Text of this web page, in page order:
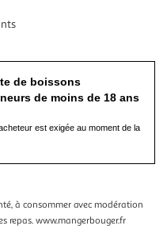
de boissons
de moins de 18 ans
est exigée au moment de la
à consommer avec modération
repas. www.mangerbouger.fr